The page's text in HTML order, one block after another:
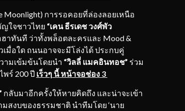
Moonlight) การรอคอยที่ล่องลอยเหนือ
ญใจชาวไทย “เคน ธีรเดช วงศ์พัว
าทันที ว่าทั้งพล็อตละครและ Mood &
เมื่อใด ถนนอาจจะมีโล่งได้ ประกบคู่
ามเข้มข้นโดยนำ “วิลลี่ แมคอินทอช” ร่วม
ร์ 200 ปี เร็วๆ นี้ หน้าจอช่อง 3
กลับมาอีกครั้งให้หายคิดถึง และน่าจะเข้า
สงบของธรรมชาติ นำทีมโดย ‘นาย